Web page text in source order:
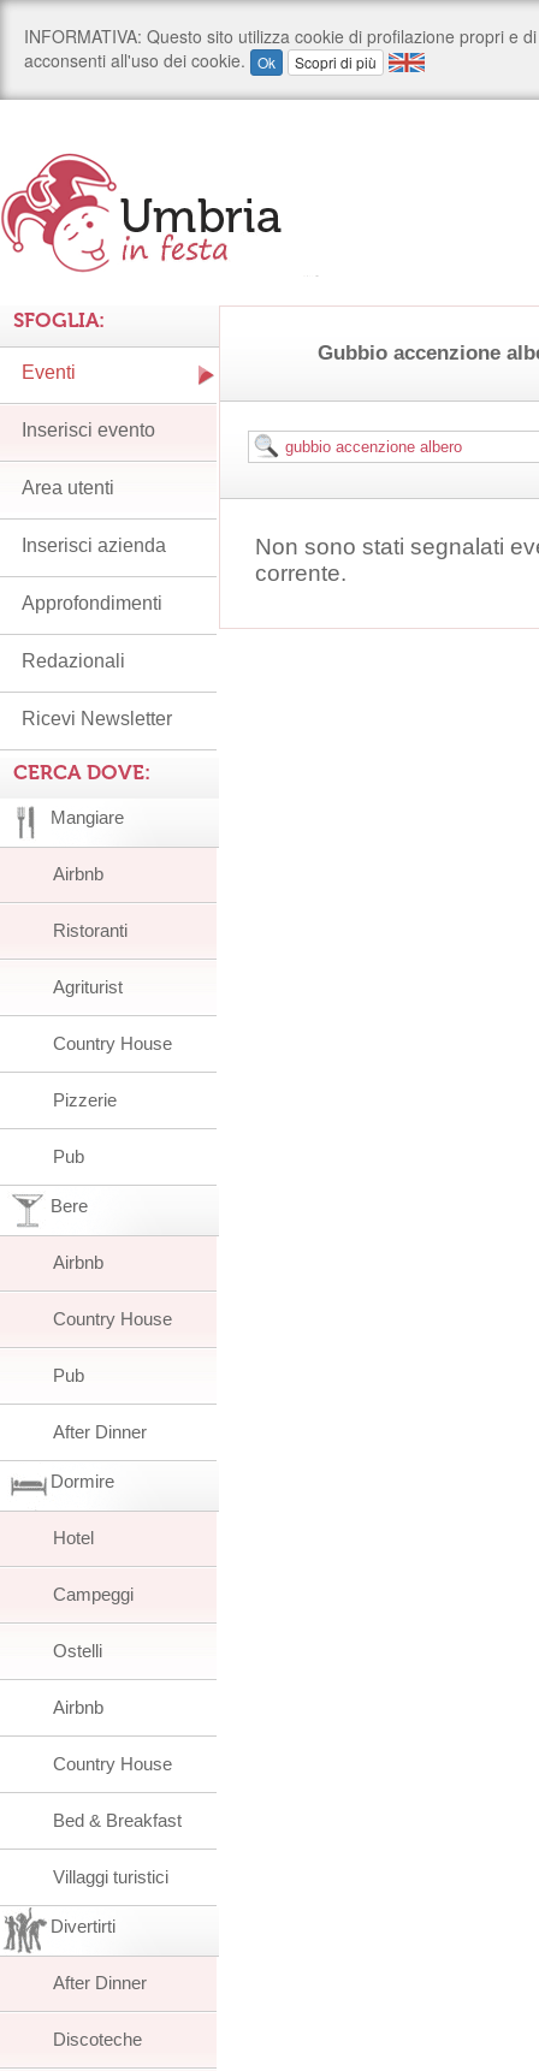
Gubbio accenzione
Non sono stati segnalati
corrente.
SFOGLIA:
Eventi
Inserisci evento
Area utenti
Inserisci azienda
Approfondimenti
Redazionali
Ricevi Newsletter
CERCA DOVE:
Mangiare
Airbnb
Ristoranti
Agriturist
Country House
Pizzerie
Pub
Bere
Airbnb
Country House
Pub
After Dinner
Dormire
Hotel
Campeggi
Ostelli
Airbnb
Country House
Bed & Breakfast
Villaggi turistici
Divertirti
After Dinner
Discoteche